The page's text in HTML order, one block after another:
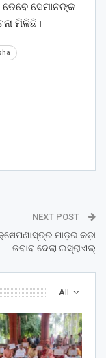
ତେବେ ସେମାନଙ୍କ
ମିଳିଛି।
NEXT POST
ମାଡ଼ର କଡ଼ା
ଜବାବ ଦେଲା ଇସ୍ରାଏଲ୍‌
All